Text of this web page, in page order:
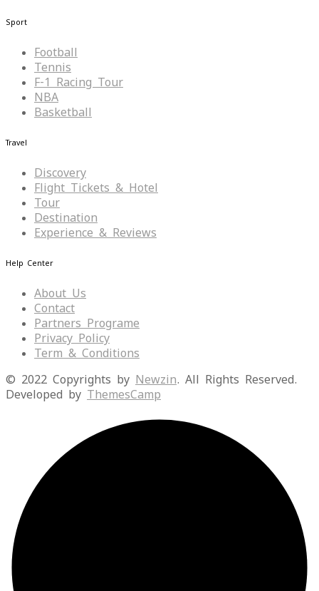
Sport
Football
Tennis
F-1 Racing Tour
NBA
Basketball
Travel
Discovery
Flight Tickets & Hotel
Tour
Destination
Experience & Reviews
Help Center
About Us
Contact
Partners Programe
Privacy Policy
Term & Conditions
© 2022 Copyrights by Newzin. All Rights Reserved.
Developed by ThemesCamp